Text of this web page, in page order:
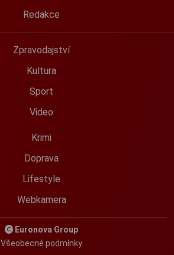
Redakce
Zpravodajství
Kultura
Sport
Video
Krimi
Doprava
Lifestyle
Webkamera
Euronova Group
Všeobecné podmínky